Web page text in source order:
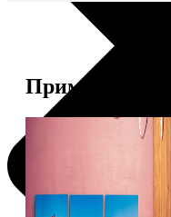
Примеры работ